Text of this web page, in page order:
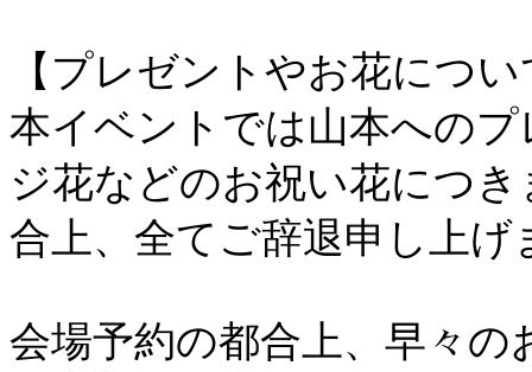
【プレゼントやお花につ
本イベントでは山本への
ジ花などのお祝い花につ
合上、全てご辞退申し上げ
会場予約の都合上、早々